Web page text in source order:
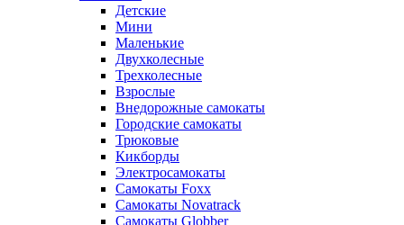
Детские
Мини
Маленькие
Двухколесные
Трехколесные
Взрослые
Внедорожные самокаты
Городские самокаты
Трюковые
Кикборды
Электросамокаты
Самокаты Foxx
Самокаты Novatrack
Самокаты Globber